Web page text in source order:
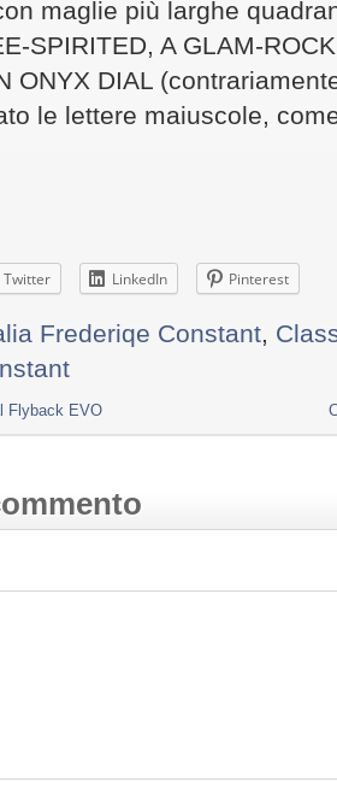
maglie più larghe
SPIRITED, A GLAM-
ONYX DIAL
le lettere maiuscole,
Twitter LinkedIn Pinterest
Frederiqe Constant,
Flyback EVO